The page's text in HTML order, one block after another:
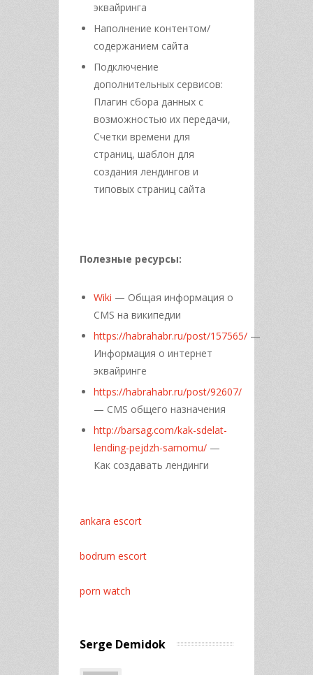
эквайринга
Наполнение контентом/
содержанием сайта
Подключение
дополнительных сервисов:
Плагин сбора данных с
возможностью их передачи,
Счетки времени для
страниц, шаблон для
создания лендингов и
типовых страниц сайта
Полезные ресурсы:
Wiki — Общая информация о
CMS на википедии
https://habrahabr.ru/post/157565/ —
Информация о интернет
эквайринге
https://habrahabr.ru/post/92607/
— CMS общего назначения
http://barsag.com/kak-sdelat-
lending-pejdzh-samomu/ —
Как создавать лендинги
ankara escort
bodrum escort
porn watch
Serge Demidok